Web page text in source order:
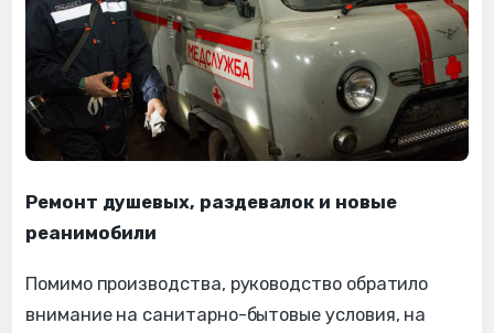
Ремонт душевых, раздевалок и новые
реанимобили
Помимо производства, руководство обратило
внимание на санитарно-бытовые условия, на